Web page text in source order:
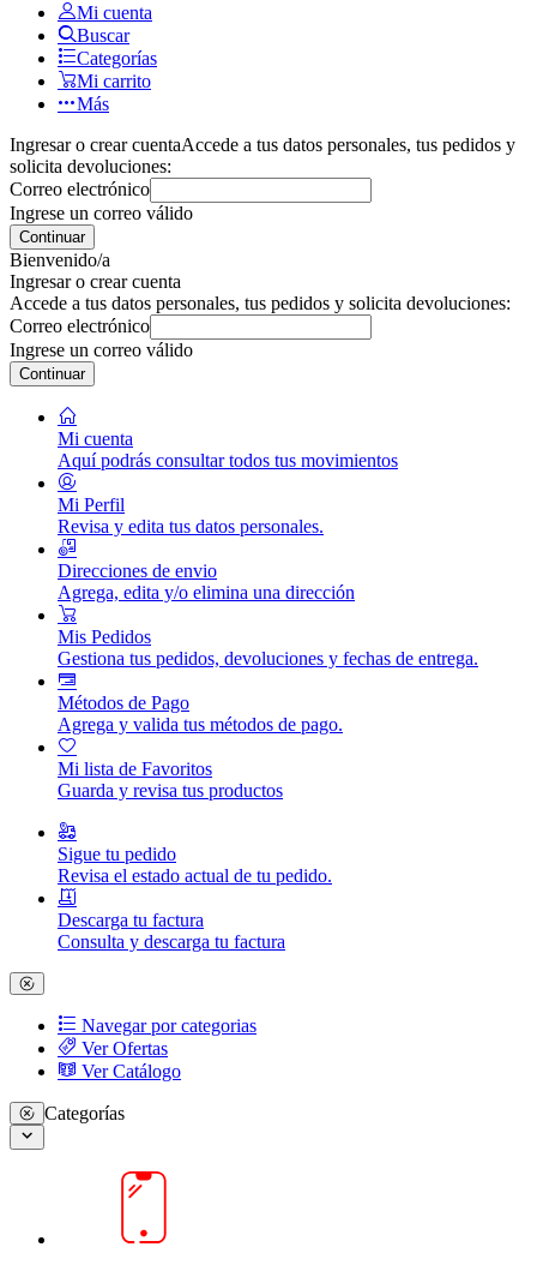
Mi cuenta
Buscar
Categorías
Mi carrito
Más
Ingresar o crear cuentaAccede a tus datos personales, tus pedidos y
solicita devoluciones:
Correo electrónico
Ingrese un correo válido
Continuar
Bienvenido/a
Ingresar o crear cuenta
Accede a tus datos personales, tus pedidos y solicita devoluciones:
Correo electrónico
Ingrese un correo válido
Continuar
Mi cuenta
Aquí podrás consultar todos tus movimientos
Mi Perfil
Revisa y edita tus datos personales.
Direcciones de envio
Agrega, edita y/o elimina una dirección
Mis Pedidos
Gestiona tus pedidos, devoluciones y fechas de entrega.
Métodos de Pago
Agrega y valida tus métodos de pago.
Mi lista de Favoritos
Guarda y revisa tus productos
Sigue tu pedido
Revisa el estado actual de tu pedido.
Descarga tu factura
Consulta y descarga tu factura
Navegar por categorias
Ver Ofertas
Ver Catálogo
Categorías